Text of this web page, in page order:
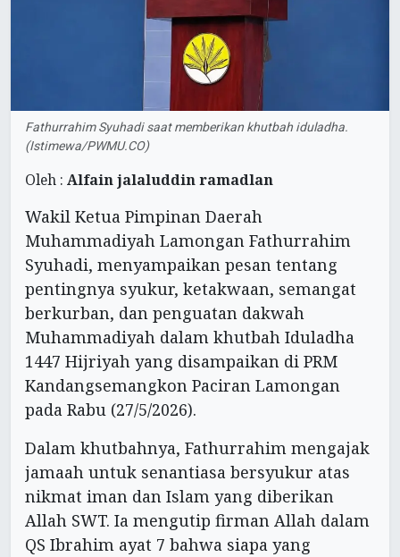
Fathurrahim Syuhadi saat memberikan khutbah iduladha.
(Istimewa/PWMU.CO)
Oleh : Alfain jalaluddin ramadlan
Wakil Ketua Pimpinan Daerah
Muhammadiyah Lamongan Fathurrahim
Syuhadi, menyampaikan pesan tentang
pentingnya syukur, ketakwaan, semangat
berkurban, dan penguatan dakwah
Muhammadiyah dalam khutbah Iduladha
1447 Hijriyah yang disampaikan di PRM
Kandangsemangkon Paciran Lamongan
pada Rabu (27/5/2026).
Dalam khutbahnya, Fathurrahim mengajak
jamaah untuk senantiasa bersyukur atas
nikmat iman dan Islam yang diberikan
Allah SWT. Ia mengutip firman Allah dalam
QS Ibrahim ayat 7 bahwa siapa yang